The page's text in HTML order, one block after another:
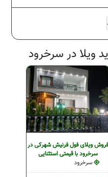
ویلا در سرخرود
فروش ویلای فول فرنیش شهرکی در
سرخرود با قیمتی استثنایی
سرخرود